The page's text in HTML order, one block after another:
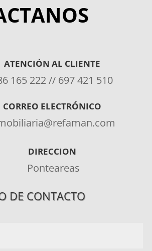
ATENCIÓN AL CLIENTE
165 222 // 697 421 510
CORREO ELECTRÓNICO
DIRECCION
Ponteareas
DE CONTACTO